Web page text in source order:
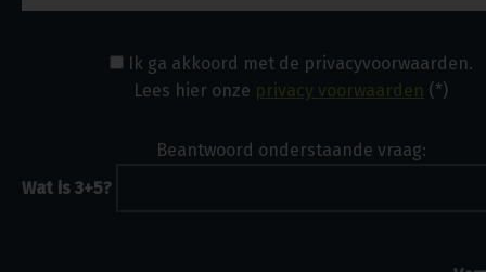
Ik ga akkoord met de privacyvoorwaarden.
Lees hier onze privacy voorwaarden (*)
Beantwoord onderstaande vraag:
Wat is 3+5?